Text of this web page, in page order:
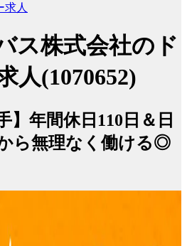
求人
ス株式会社のド
人(1070652)
】年間休日110日＆日
ら無理なく働ける◎